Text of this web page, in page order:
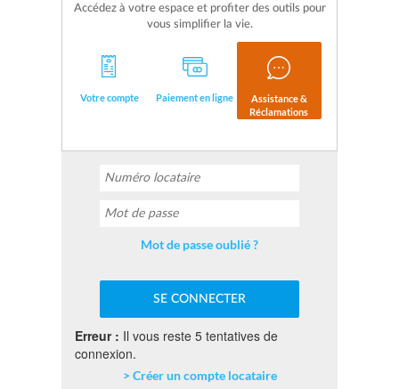
Accédez à votre espace et profiter des outils pour
vous simplifier la vie.
Votre compte Paiement en ligne
Assistance &
Réclamations
Mot de passe oublié ?
Erreur : Il vous reste 5 tentatives de
connexion.
> Créer un compte locataire